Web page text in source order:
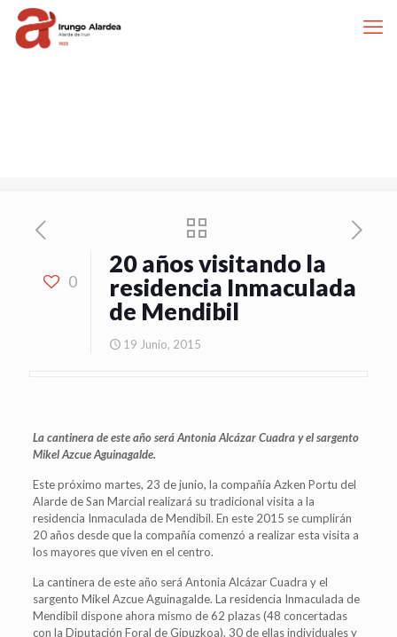
0
20 años visitando la
residencia Inmaculada
de Mendibil
19 Junio, 2015
La cantinera de este año será Antonia Alcázar Cuadra y el sargento
Mikel Azcue Aguinagalde.
Este próximo martes, 23 de junio, la compañía Azken Portu del
Alarde de San Marcial realizará su tradicional visita a la
residencia Inmaculada de Mendibil. En este 2015 se cumplirán
20 años desde que la compañía comenzó a realizar esta visita a
los mayores que viven en el centro.
La cantinera de este año será Antonia Alcázar Cuadra y el
sargento Mikel Azcue Aguinagalde. La residencia Inmaculada de
Mendibil dispone ahora mismo de 62 plazas (48 concertadas
con la Diputación Foral de Gipuzkoa), 30 de ellas individuales y